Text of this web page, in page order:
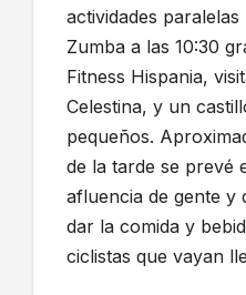
actividades
Zumba a las 10:30
Fitness Hispania,
Celestina, y un
pequeños.
de la tarde se prevé
afluencia de gente y
dar la comida y
ciclistas que vayan